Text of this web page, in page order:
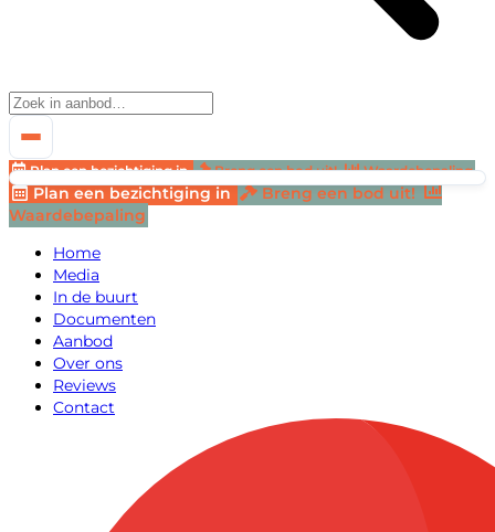
Plan een bezichtiging in Breng een bod uit! Waardebepaling
Plan een bezichtiging in
Breng een bod uit!
Waardebepaling
Home
Media
In de buurt
Documenten
Aanbod
Over ons
Reviews
Contact